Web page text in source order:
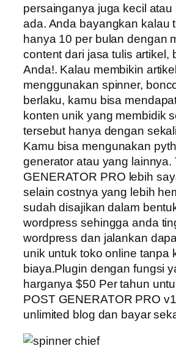
persainganya juga kecil
ada. Anda bayangkan kalau
hanya 10 per bulan dengan
content dari jasa tulis artikel,
Anda!. Kalau membikin
menggunakan spinner,
berlaku, kamu bisa
konten unik yang membidik
tersebut hanya dengan
Kamu bisa mengunakan
generator atau yang lainnya.
GENERATOR PRO lebih
selain costnya yang lebih
sudah disajikan dalam
wordpress sehingga anda
wordpress dan jalankan
unik untuk toko online tanpa
biaya.Plugin dengan fungsi
harganya $50 Per tahun
POST GENERATOR PRO
unlimited blog dan bayar